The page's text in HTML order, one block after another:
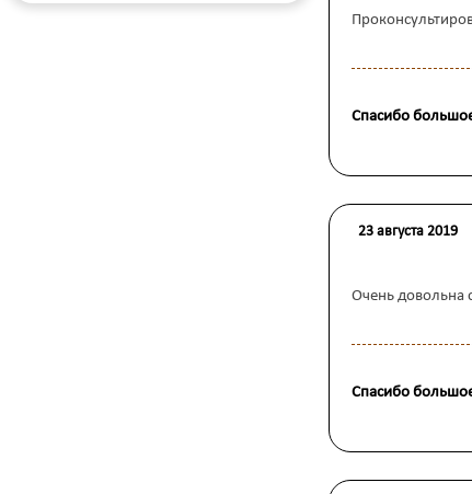
Спасибо
23 августа 2019
Очень довольна
Спасибо